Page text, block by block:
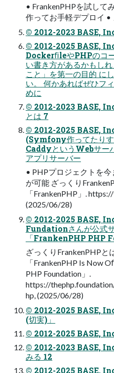
• FrankenPHPを試して
作ってお手軽デプロイ •
© 2012-2023 BASE,
© 2012-2025 BASE,
DockerﬁleやPHPのコ
い書き方があるかもし
こと」を第一の目的 に
い。 何かあればぜひフ
めに
© 2012-2023 BASE,
とは 7
© 2012-2025 BASE,
(Symfony作ってたりす
CaddyというWebサー
アプリサーバー
• PHPプロジェクトを
が可能 ざっくり
「FrankenPHP」.
(2025/06/28)
© 2012-2025 BASE,
Fundationさんが公式
「FrankenPHP PHP
ざっくりFrankenPHPと
「FrankenPHP Is Now
PHP Foundation」.
https://
hp, (2025/06/28)
© 2012-2025 BASE,
(切実)」
© 2012-2025 BASE,
© 2012-2023 BASE,
みる 12
© 2012-2025 BASE,